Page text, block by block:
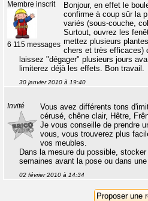
Membre inscrit
6 115 messages
Bonjour, en effet le
confirme à coup sûr la
variés (sous-couche,
Surtout, ouvrez les
mettez plusieurs
chers et très efficaces)
laissez "dégager" plusieurs jours
limiterez déjà les effets. Bon travail.
30 janvier 2010 à 19:40
Invité
Vous avez différents tons
cérusé, chêne clair, Hêtre,
Je vous conseille de prendre
vous, vous trouverez plus
vos meubles.
Dans la mesure du possible,
semaines avant la pose ou dans
02 février 2010 à 14:34